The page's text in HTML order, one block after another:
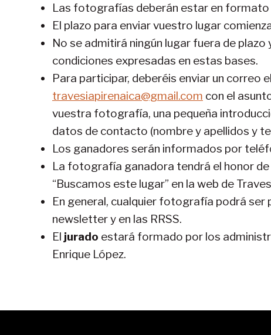
Las fotografías deberán estar en formato
El plazo para enviar vuestro lugar
No se admitirá ningún lugar fuera de plazo
condiciones expresadas en estas bases.
Para participar, deberéis enviar un correo
travesiapirenaica@gmail.com con el
vuestra fotografía, una pequeña
datos de contacto (nombre y apellidos y
Los ganadores serán informados por
La fotografía ganadora tendrá el honor
“Buscamos este lugar” en la web de
En general, cualquier fotografía podrá ser
newsletter y en las RRSS.
El jurado estará formado por los
Enrique López.